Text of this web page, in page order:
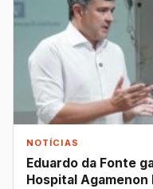
NOTÍCIAS
Eduardo da Fonte
Hospital Agamenon